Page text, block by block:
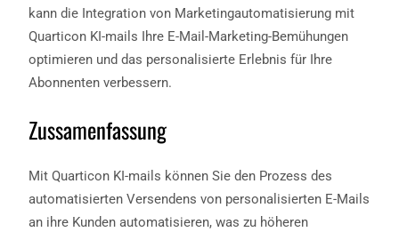
kann die Integration von Marketingautomatisierung mit
Quarticon KI-mails Ihre E-Mail-Marketing-Bemühungen
optimieren und das personalisierte Erlebnis für Ihre
Abonnenten verbessern.
Zussamenfassung
Mit Quarticon KI-mails können Sie den Prozess des
automatisierten Versendens von personalisierten E-Mails
an ihre Kunden automatisieren, was zu höheren